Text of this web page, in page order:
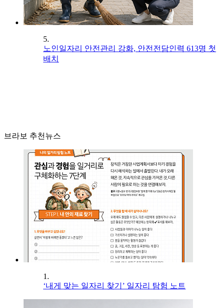
5.
노인일자리 안전관리 강화, 안전전담인력 613명 첫
배치
브라보 추천뉴스
1.
‘내게 맞는 일자리 찾기’ 일자리 탐험 노트